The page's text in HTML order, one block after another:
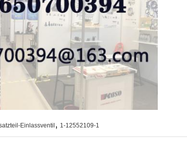
Einlassventil , 1-12552109-1